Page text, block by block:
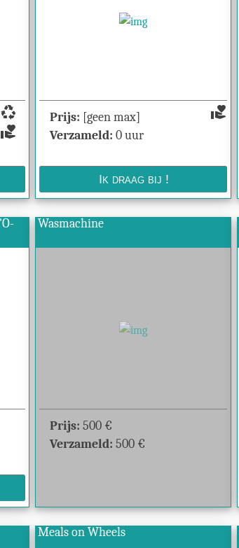
recycling
volunteer_activism
volunteer_activism
Prijs: [geen max]
Verzameld: 0 uur
Wasmachine
Prijs: 500 €
Verzameld: 500 €
Meals on Wheels